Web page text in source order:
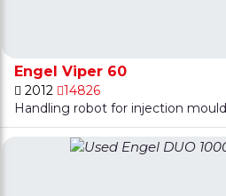
Engel Viper 60
2012
14826
Handling robot for injection